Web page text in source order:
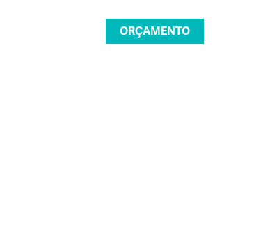
ORÇAMENTO